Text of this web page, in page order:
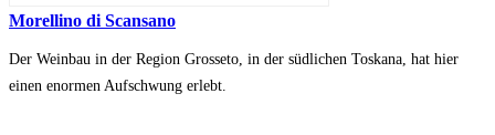
Morellino di Scansano
Der Weinbau in der Region Grosseto, in der südlichen Toskana, hat hier
einen enormen Aufschwung erlebt.